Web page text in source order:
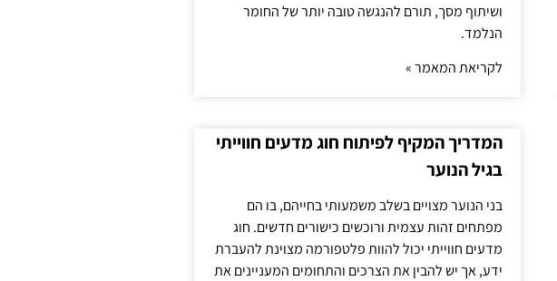
ושיתוף מסך, תורם להנגשה טובה יותר של החומר
הנלמד.
לקריאת המאמר »
המדריך המקיף לפיתוח חוג מדעים חווייתי
בגיל הנוער
בני הנוער מצויים בשלב משמעותי בחייהם, בו הם
מפתחים זהות עצמית ורוכשים כישורים חדשים. חוג
מדעים חווייתי יכול להוות פלטפורמה מצוינת להעברת
ידע, אך יש להבין את הצרכים והתחומים המעניינים את